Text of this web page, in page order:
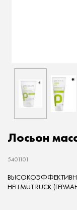
Лосьон
5401101
HELLMUT RUCK